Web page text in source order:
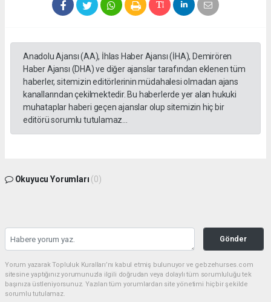
Anadolu Ajansı (AA), İhlas Haber Ajansı (İHA), Demirören
Haber Ajansı (DHA) ve diğer ajanslar tarafından eklenen tüm
haberler, sitemizin editörlerinin müdahalesi olmadan ajans
kanallarından çekilmektedir. Bu haberlerde yer alan hukuki
muhataplar haberi geçen ajanslar olup sitemizin hiç bir
editörü sorumlu tutulamaz...
Okuyucu Yorumları (0)
Gönder
Yorum yazarak Topluluk Kuralları’nı kabul etmiş bulunuyor ve gebzehurses.com
sitesine yaptığınız yorumunuzla ilgili doğrudan veya dolaylı tüm sorumluluğu tek
başınıza üstleniyorsunuz. Yazılan tüm yorumlardan site yönetimi hiçbir şekilde
sorumlu tutulamaz.